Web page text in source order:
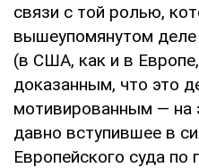
связи с той ролью,
вышеупомянутом деле
(в США, как и в
доказанным, что это
мотивированным — на
давно вступившее в
Европейского суда по